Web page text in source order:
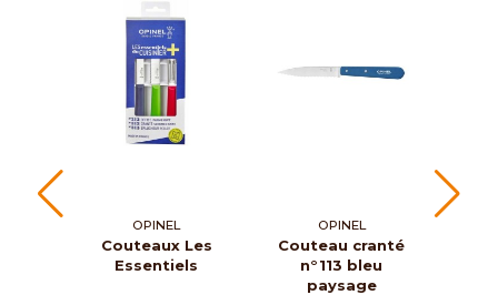
OPINEL
Couteaux Les
Essentiels
OPINEL
Couteau cranté
n°113 bleu
paysage